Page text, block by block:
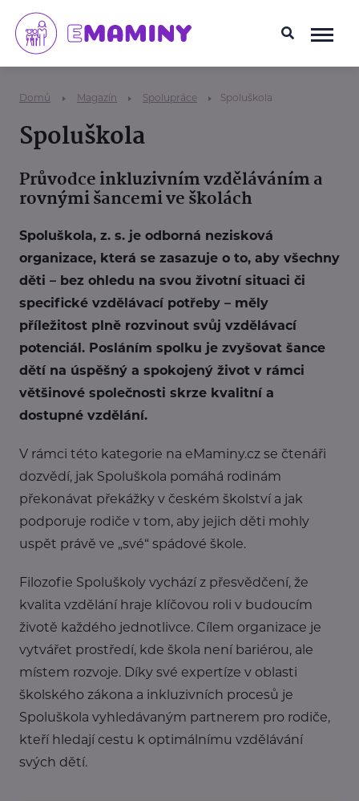
Domů Magazín Spolupráce Spoluškola
Spoluškola
Průvodce inkluzivním vzděláváním a
rovnými šancemi ve školách
Spoluškola, z. s. je odborná nezisková
organizace, která se zasazuje o to, aby všechny
děti – bez ohledu na svou životní situaci či
specifické vzdělávací potřeby – měly
příležitost plně rozvinout svůj vzdělávací
potenciál. Posláním spolku je zvyšovat šance
dětí na úspěšný a spokojený život v rámci
většinové společnosti skrze kvalitní a
dostupné vzdělání.
V rámci této kategorie na eMaminy.cz se čtenáři
dozvědí, jak Spoluškola pomáhá rodinám
překonávat překážky v českém školství a jak
podporuje rodiče v tom, aby jejich děti mohly
uspět právě ve „své“ spádové škole.
Filozofie Spoluškoly vychází z přesvědčení, že
kvalita vzdělání hraje klíčovou roli v budoucím
životě každého jednotlivce. Cílem organizace je
vytvářet prostředí, kde škola není bariérou, ale
místem rozvoje. Díky své expertíze v oblasti
školského zákona a inkluzivních procesů je
Spoluškola vyhledávaným partnerem pro rodiče,
kteří hledají cestu k optimálnímu vzdělávání
svých dětí.